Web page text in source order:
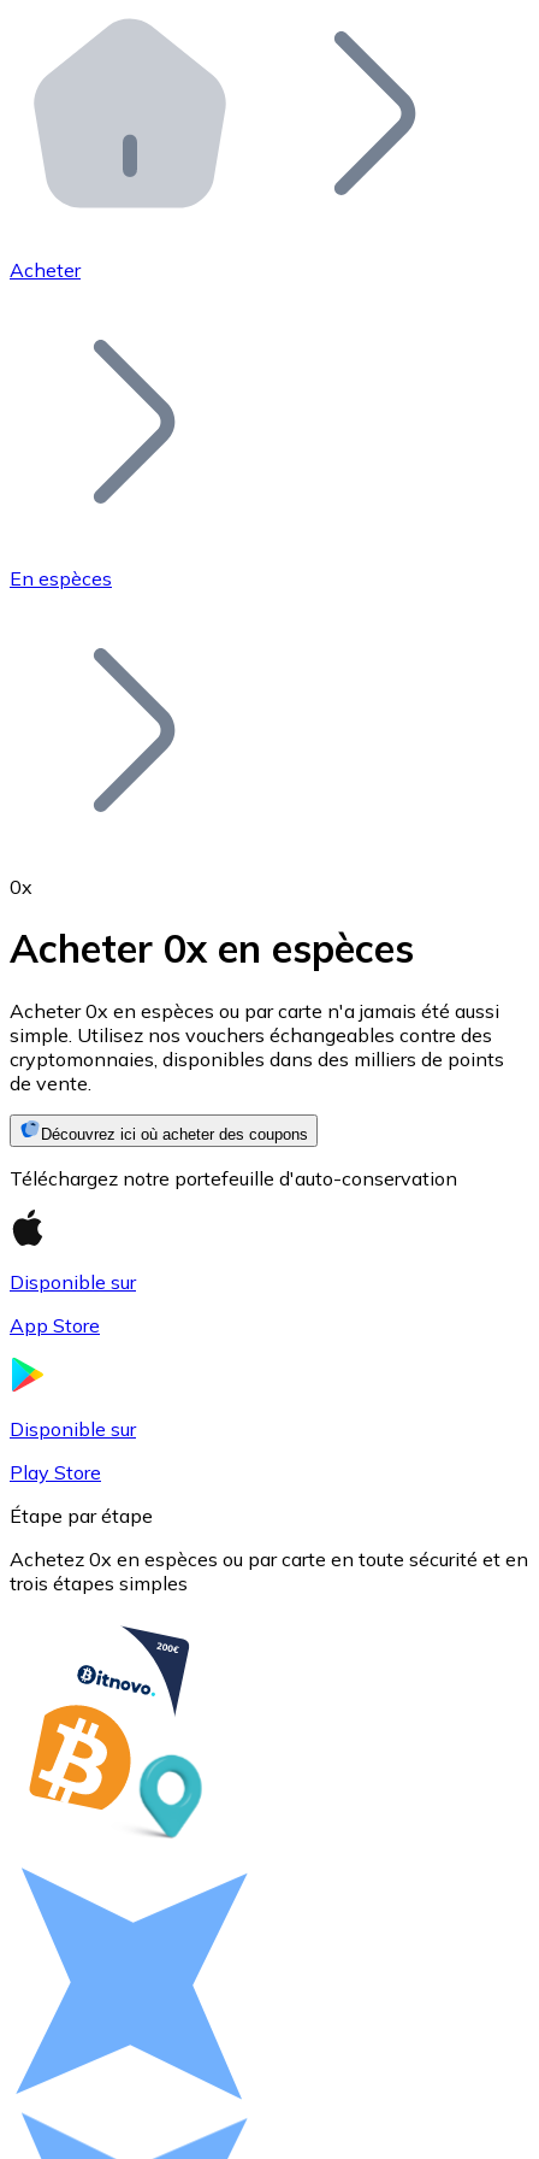
Distributeurs automatiques Bitnovo
Intégrez un ATM Bitnovo dans votre entreprise et
API Bitnovo
Intégrez notre API dans votre écosystème.
Rejoignez notre réseau de distributeurs et
Ajoutez le token de votre projet à notre service
Bitcoin
Ethereum
ETH
Litecoin
LTC
XRP
Acheter
En espèces
0x
Acheter 0x en espèces
Acheter 0x en espèces ou par carte n'a jamais été aussi
simple. Utilisez nos vouchers échangeables contre des
cryptomonnaies, disponibles dans des milliers de points
de vente.
Découvrez ici où acheter des coupons
Téléchargez notre portefeuille d'auto-conservation
Disponible sur
App Store
Disponible sur
Play Store
Étape par étape
Achetez 0x en espèces ou par carte en toute sécurité et en
trois étapes simples